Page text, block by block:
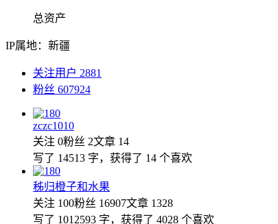
总资产
IP属地：新疆
关注用户 2881
粉丝 607924
zczc1010
关注 0粉丝 2文章 14
写了 14513 字，获得了 14 个喜欢
秭归橙子和水果
关注 100粉丝 16907文章 1328
写了 1012593 字，获得了 4028 个喜欢